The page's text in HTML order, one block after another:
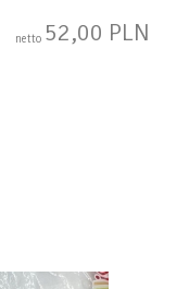
netto 52,00 PLN